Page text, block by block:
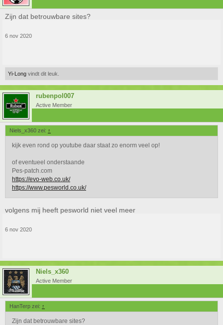
Zijn dat betrouwbare sites?
6 nov 2020
Yi-Long vindt dit leuk.
rubenpol007
Active Member
Niels_x360 zei: ↑
kijk even rond op youtube daar staat zo enorm veel op!
of eventueel onderstaande
Pes-patch.com
https://evo-web.co.uk/
https://www.pesworld.co.uk/
volgens mij heeft pesworld niet veel meer
6 nov 2020
Niels_x360
Active Member
HanTerp zei: ↑
Zijn dat betrouwbare sites?